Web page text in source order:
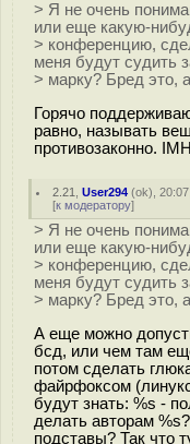
> Я не очень
или еще какую-
> конференцию,
меня будут судить
> марку? Бред это,
Горячо
равно, называть
противозаконно.
2.21 ,User294 (ok),
[к модератору]
> Я не очень
или еще какую-
> конференцию,
меня будут судить
> марку? Бред это,
А еще можно
бсд, или чем там
потом сделать
файрфоксом
будут знать: %s -
делать авторам
подставы? Так что